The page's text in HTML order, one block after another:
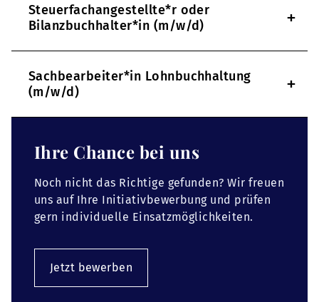
Steuerfachangestellte*r oder
Bilanzbuchhalter*in (m/w/d)
+
Sachbearbeiter*in Lohnbuchhaltung
(m/w/d)
+
Ihre Chance bei uns
Noch nicht das Richtige gefunden? Wir freuen
uns auf Ihre Initiativbewerbung und prüfen
gern individuelle Einsatzmöglichkeiten.
Jetzt bewerben